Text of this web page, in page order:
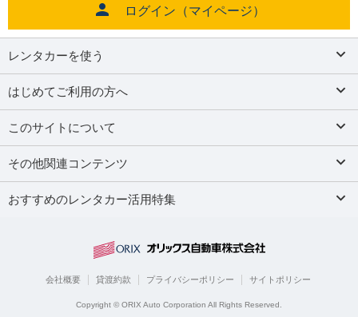
ログイン（マイページ）
レンタカーを使う
はじめてご利用の方へ
このサイトについて
その他関連コンテンツ
おすすめのレンタカー活用特集
会社概要 貸渡約款 プライバシーポリシー サイトポリシー
Copyright © ORIX Auto Corporation All Rights Reserved.